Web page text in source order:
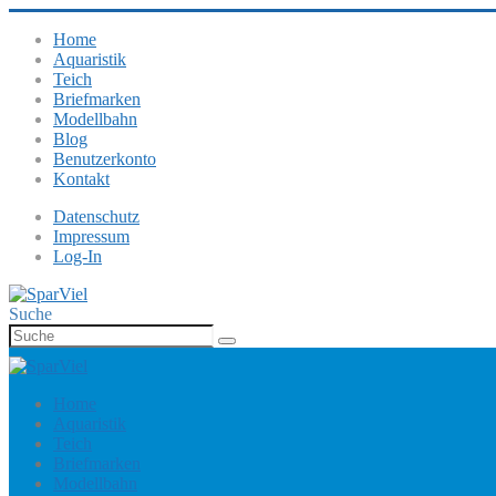
Home
Aquaristik
Teich
Briefmarken
Modellbahn
Blog
Benutzerkonto
Kontakt
Datenschutz
Impressum
Log-In
Suche
Home
Aquaristik
Teich
Briefmarken
Modellbahn